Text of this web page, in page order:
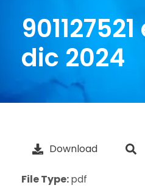
dic 2024
Download
File Type:pdf